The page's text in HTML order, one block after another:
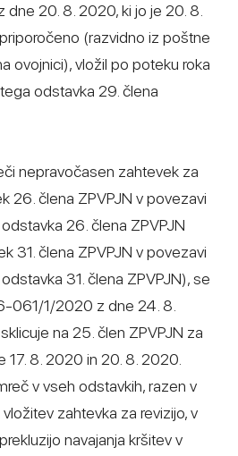
dne 20. 8. 2020, ki jo je 20. 8.
(razvidno iz poštne
ovojnici), vložil po poteku roka
odstavka 29. člena
nepravočasen zahtevek za
26. člena ZPVPJN v povezavi
26. člena ZPVPJN
31. člena ZPVPJN v povezavi
31. člena ZPVPJN), se
061/1/2020 z dne 24. 8.
na 25. člen ZPVPJN za
17. 8. 2020 in 20. 8. 2020.
v vseh odstavkih, razen v
zahtevka za revizijo, v
navajanja kršitev v